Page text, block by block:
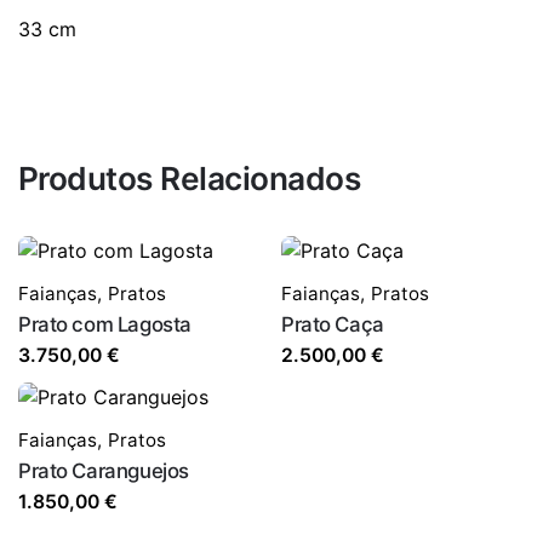
33 cm
Produtos Relacionados
Faianças, Pratos
Prato com Lagosta
3.750,00 €
Faianças, Pratos
Prato Caça
2.500,00 €
Faianças, Pratos
Prato Caranguejos
1.850,00 €